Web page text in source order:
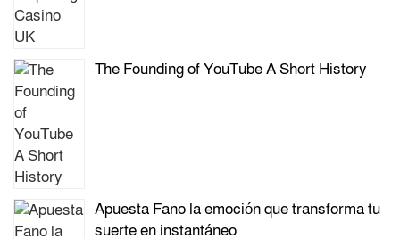
The Founding of YouTube A Short History
Apuesta Fano la emoción que transforma tu
suerte en instantáneo